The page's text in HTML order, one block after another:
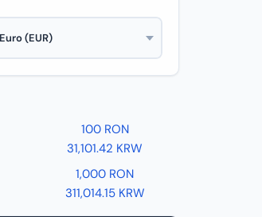
100 RON
31,101.42 KRW
1,000 RON
311,014.15 KRW